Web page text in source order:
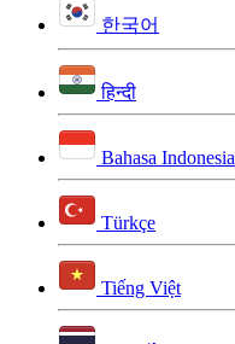
한국어
हिन्दी
Bahasa Indonesia
Türkçe
Tiếng Việt